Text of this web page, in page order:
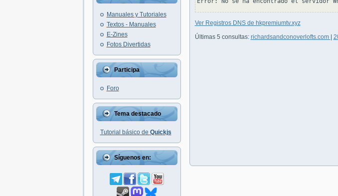
Manuales y Tutoriales
Textos - Manuales
E-Zines
Fotos Divertidas
Participa
Foro
Tema destacado
Tutorial básico de Quickjs
Síguenos en:
Ver Registros DNS de hkpremiumtv.xyz
Últimas 5 consultas: richardsandconoverlofts.com